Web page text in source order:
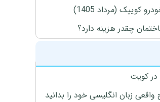
(مرداد 1405)
چقدر هزینه دارد؟
در کویت
زبان انگلیسی خود را بدانید